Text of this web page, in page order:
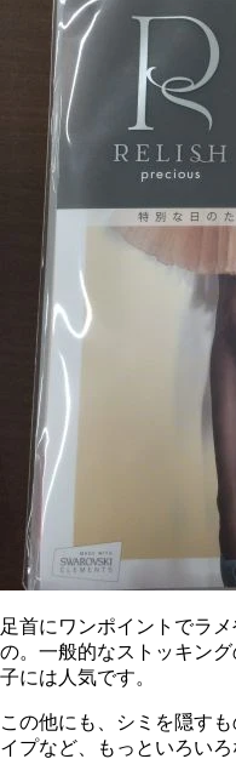
足首にワンポイントでラ
の。一般的なストッキン
子には人気です。
この他にも、シミを隠す
イプなど、もっといろいろ